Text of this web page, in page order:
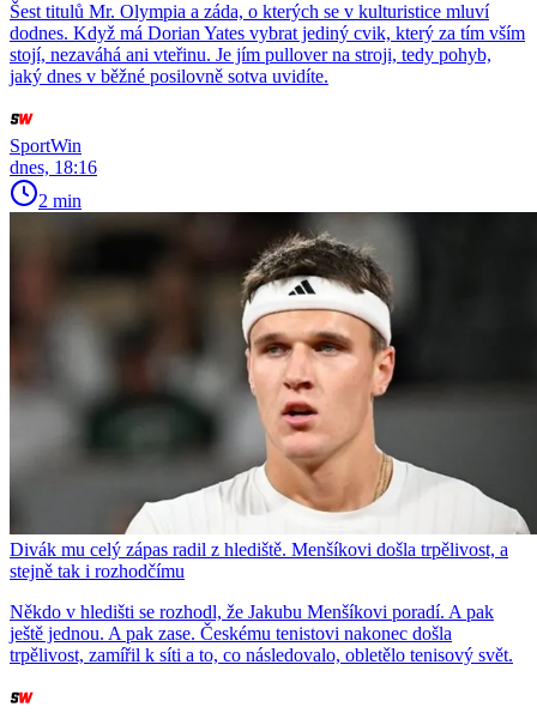
Šest titulů Mr. Olympia a záda, o kterých se v kulturistice mluví
dodnes. Když má Dorian Yates vybrat jediný cvik, který za tím vším
stojí, nezaváhá ani vteřinu. Je jím pullover na stroji, tedy pohyb,
jaký dnes v běžné posilovně sotva uvidíte.
SportWin
dnes, 18:16
2 min
Divák mu celý zápas radil z hlediště. Menšíkovi došla trpělivost, a
stejně tak i rozhodčímu
Někdo v hledišti se rozhodl, že Jakubu Menšíkovi poradí. A pak
ještě jednou. A pak zase. Českému tenistovi nakonec došla
trpělivost, zamířil k síti a to, co následovalo, obletělo tenisový svět.